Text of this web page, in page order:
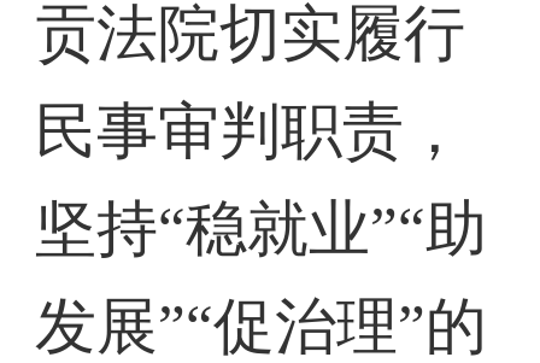
贡法院切实履行
民事审判职责，
坚持“稳就业”“助
发展”“促治理”的